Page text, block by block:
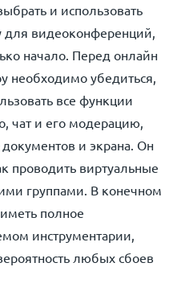
и использовать
видеоконференций,
начало. Перед онлайн
необходимо убедиться,
все функции
чат и его модерацию,
и экрана. Он
проводить виртуальные
группами. В конечном
полное
инструментарии,
любых сбоев